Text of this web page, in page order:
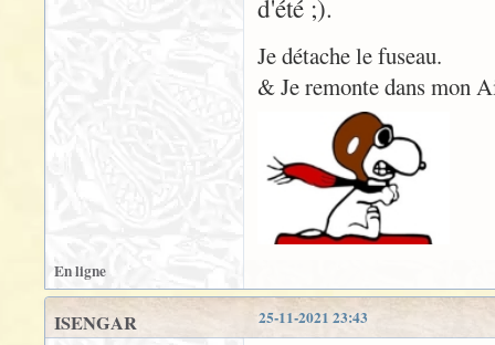
d'été ;).
Je détache le fuseau.
& Je remonte dans mon
En ligne
25-11-2021 23:43
ISENGAR